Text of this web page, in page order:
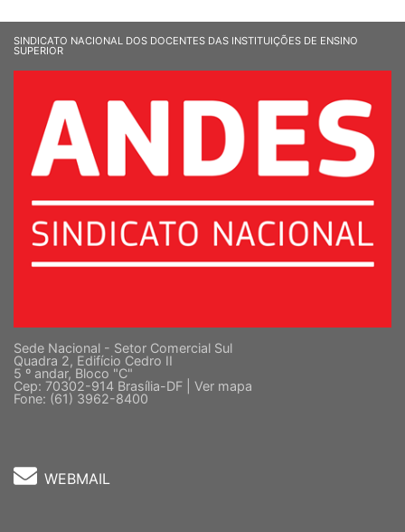
SINDICATO NACIONAL DOS DOCENTES DAS INSTITUIÇÕES DE ENSINO
SUPERIOR
Sede Nacional - Setor Comercial Sul
Quadra 2, Edifício Cedro II
5 º andar, Bloco "C"
Cep: 70302-914 Brasília-DF | Ver mapa
Fone: (61) 3962-8400
WEBMAIL